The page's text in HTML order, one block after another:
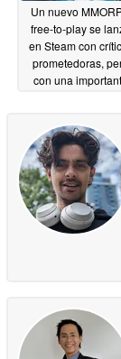
Un nuevo
free-to-play se
en Steam con
prometedoras,
con una